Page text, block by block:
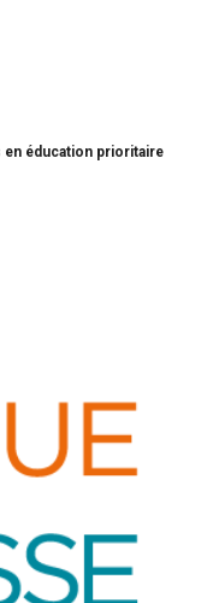
en éducation prioritaire